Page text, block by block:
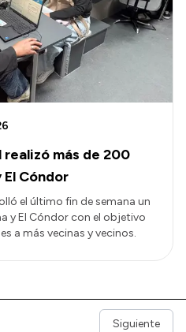
realizó más de 200
Cóndor
el último fin de semana un
y El Cóndor con el objetivo
a más vecinas y vecinos.
Siguiente